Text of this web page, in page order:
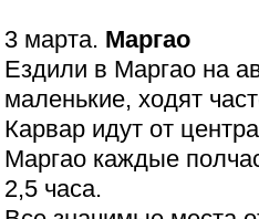
3 марта. Маргао
Ездили в Маргао на
маленькие, ходят
Карвар идут от
Маргао каждые
2,5 часа.